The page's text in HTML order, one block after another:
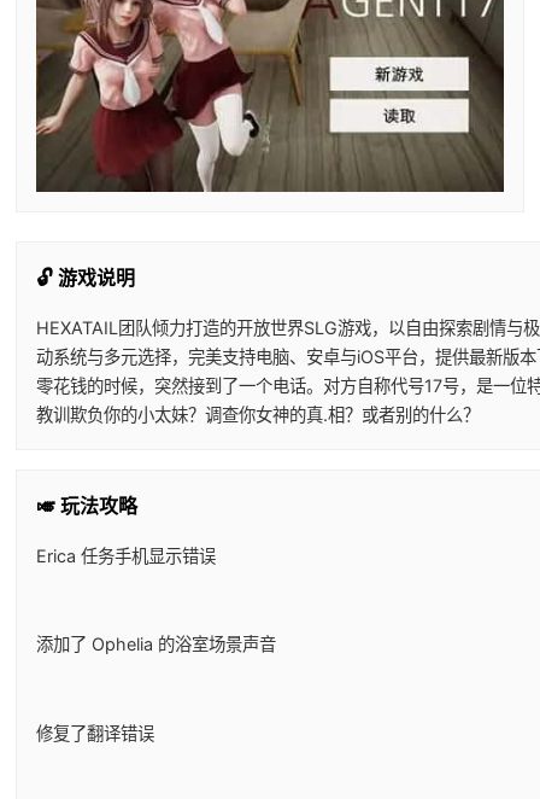
🔓 游戏说明
HEXATAIL团队倾力打造的开放世界SLG游戏，以自由探索剧情与
动系统与多元选择，完美支持电脑、安卓与iOS平台，提供最新版
零花钱的时候，突然接到了一个电话。对方自称代号17号，是一
教训欺负你的小太妹？调查你女神的真.相？或者别的什么？
🎺 玩法攻略
Erica 任务手机显示错误
添加了 Ophelia 的浴室场景声音
修复了翻译错误